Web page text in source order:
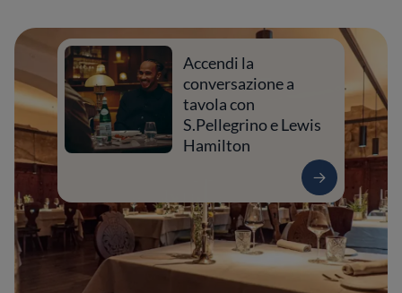
Accendi la
conversazione a
tavola con
S.Pellegrino e Lewis
Hamilton